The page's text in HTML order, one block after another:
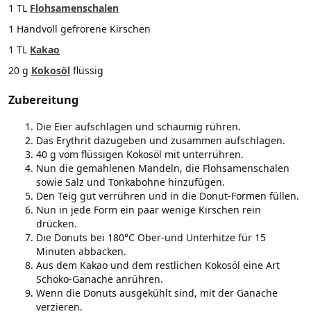
1 TL Flohsamenschalen
1 Handvoll gefrorene Kirschen
1 TL Kakao
20 g Kokosöl flüssig
Zubereitung
Die Eier aufschlagen und schaumig rühren.
Das Erythrit dazugeben und zusammen aufschlagen.
40 g vom flüssigen Kokosöl mit unterrühren.
Nun die gemahlenen Mandeln, die Flohsamenschalen
sowie Salz und Tonkabohne hinzufügen.
Den Teig gut verrühren und in die Donut-Formen füllen.
Nun in jede Form ein paar wenige Kirschen rein
drücken.
Die Donuts bei 180°C Ober-und Unterhitze für 15
Minuten abbacken.
Aus dem Kakao und dem restlichen Kokosöl eine Art
Schoko-Ganache anrühren.
Wenn die Donuts ausgekühlt sind, mit der Ganache
verzieren.